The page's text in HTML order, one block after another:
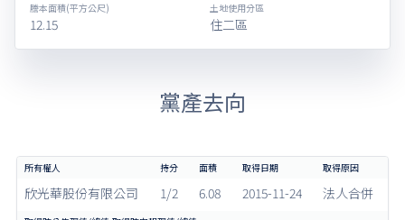
謄本面積(平方公尺)
12.15
土地使用分區
住二區
黨產去向
欣光華股份有限公司 1/2 6.08 2015-11-24 法人合併